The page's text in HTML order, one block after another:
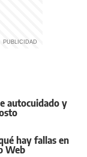
autocuidado y
hay fallas en
Web